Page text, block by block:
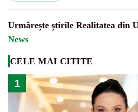
Urmărește știrile Realitatea din
News
CELE MAI CITITE
1